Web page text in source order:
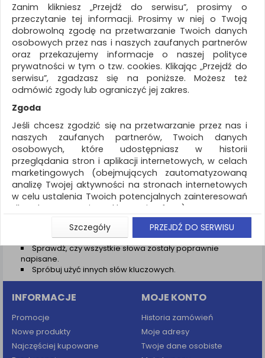
KATEGORIE
WSZYSTKIE KATEGORIE
FILTRY
Więcej
REKLAMA
AKTUALNOŚCI
Wyniki wyszukiwania
NIE ZNALEZIONO PRODUKTÓW
Nie odnaleziono produktów wg przyjętych kryteriów
PODPOWIEDZI
Zmień kryteria wyszukiwania zaznaczając inne filtry i
wyszukaj ponownie
Sprawdź, czy wszystkie słowa zostały poprawnie
napisane.
Spróbuj użyć innych słów kluczowych.
INFORMACJE
Promocje
Nowe produkty
Najczęściej kupowane
MOJE KONTO
Historia zamówień
Moje adresy
Twoje dane osobiste
Zanim klikniesz „Przejdź do serwisu”, prosimy o
przeczytanie tej informacji. Prosimy w niej o Twoją
dobrowolną zgodę na przetwarzanie Twoich danych
osobowych przez nas i naszych zaufanych partnerów
oraz przekazujemy informacje o naszej polityce
prywatności w tym o tzw. cookies. Klikając „Przejdź do
serwisu”, zgadzasz się na poniższe. Możesz też
odmówić zgody lub ograniczyć jej zakres.
Zgoda
Jeśli chcesz zgodzić się na przetwarzanie przez nas i
naszych zaufanych partnerów, Twoich danych
osobowych, które udostępniasz w historii
przeglądania stron i aplikacji internetowych, w celach
marketingowych (obejmujących zautomatyzowaną
analizę Twojej aktywności na stronach internetowych
w celu ustalenia Twoich potencjalnych zainteresowań
dla dostosowania reklamy i oferty), w tym na
umieszczanie tzw. cookies na Twoich urządzeniach i
ich odczytywanie, kliknij przycisk „Przejdź do serwisu”.
Jeśli nie chcesz wyrazić zgody lub ograniczyć jej
zakres, kliknij „Szczegóły”, gdzie znajdziesz wszelkie
informacje o tym jak to zrobić . Te same informacje
znajdziesz także na podstronie z naszą polityką
prywatności obowiązującą od 25 maja 2018.
W przypadku użytkowników zalogowanych, aby
umożliwić prawidłową realizację Umowy z Państwem i
związane z tym prawidłowe działanie naszej strony
www, a w szczególności np. wysłanie potwierdzenia
Szczegóły PRZEJDŹ DO SERWISU